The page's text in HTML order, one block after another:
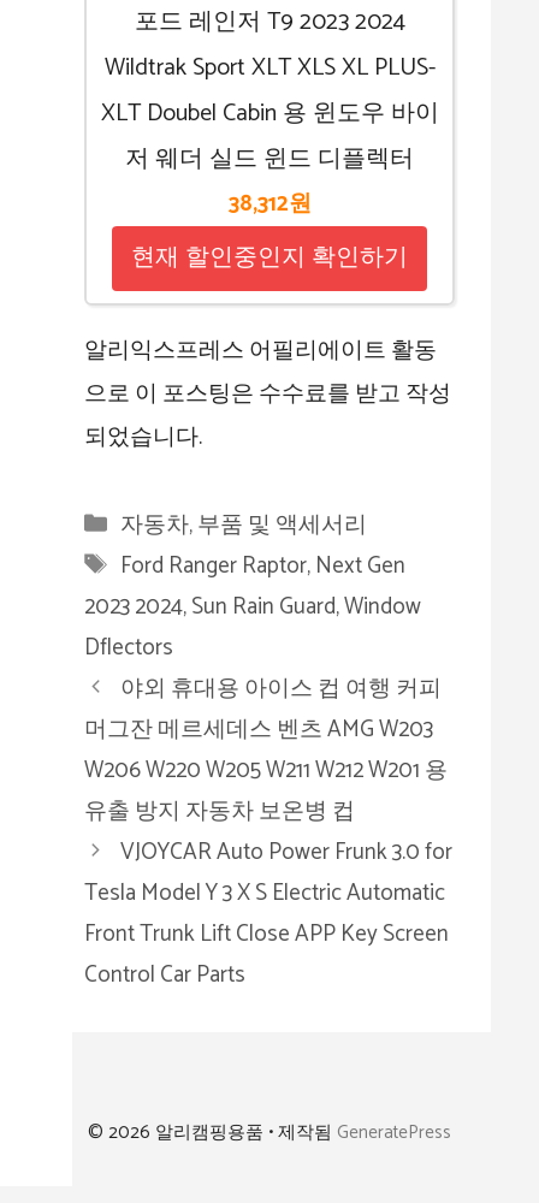
포드 레인저 T9 2023 2024
Wildtrak Sport XLT XLS XL PLUS-
XLT Doubel Cabin 용 윈도우 바이
저 웨더 실드 윈드 디플렉터
38,312원
현재 할인중인지 확인하기
알리익스프레스 어필리에이트 활동
으로 이 포스팅은 수수료를 받고 작성
되었습니다.
카
테
리
자동차, 부품 및 액세서리
태
그
Ford Ranger Raptor,Next Gen
2023 2024,Sun Rain Guard,Window
Dflectors
야외 휴대용 아이스 컵 여행 커피
머그잔 메르세데스 벤츠 AMG W203
W206 W220 W205 W211 W212 W201 용
유출 방지 자동차 보온병 컵
VJOYCAR Auto Power Frunk 3.0 for
Tesla Model Y 3 X S Electric Automatic
Front Trunk Lift Close APP Key Screen
Control Car Parts
© 2026 알리캠핑용품 • 제작됨 GeneratePress